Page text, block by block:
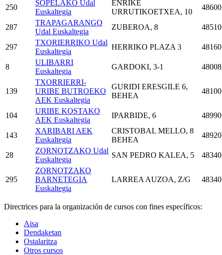
250
SOPELAKO Udal
Euskaltegia
ENRIKE
URRUTIKOETXEA, 10
48600
287
TRAPAGARANGO
Udal Euskaltegia
ZUBEROA, 8 48510
297
TXORIERRIKO Udal
Euskaltegia
HERRIKO PLAZA 3 48160
8
ULIBARRI
Euskaltegia
GARDOKI, 3-1 48008
139
TXORRIERRI-
URIBE BUTROEKO
AEK Euskaltegia
GURIDI ERESGILE 6,
BEHEA
48100
104
URIBE KOSTAKO
AEK Euskaltegia
IPARBIDE, 6 48990
143
XARIBARI AEK
Euskaltegia
CRISTOBAL MELLO, 8
BEHEA
48920
28
ZORNOTZAKO Udal
Euskaltegia
SAN PEDRO KALEA, 5 48340
295
ZORNOTZAKO
BARNETEGIA
Euskaltegia
LARREA AUZOA, Z/G 48340
Directrices para la organización de cursos con fines específicos:
Aisa
Dendaketan
Ostalaritza
Otros cursos